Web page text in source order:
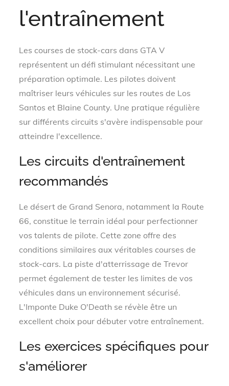
l'entraînement
Les courses de stock-cars dans GTA V
représentent un défi stimulant nécessitant une
préparation optimale. Les pilotes doivent
maîtriser leurs véhicules sur les routes de Los
Santos et Blaine County. Une pratique régulière
sur différents circuits s'avère indispensable pour
atteindre l'excellence.
Les circuits d'entraînement
recommandés
Le désert de Grand Senora, notamment la Route
66, constitue le terrain idéal pour perfectionner
vos talents de pilote. Cette zone offre des
conditions similaires aux véritables courses de
stock-cars. La piste d'atterrissage de Trevor
permet également de tester les limites de vos
véhicules dans un environnement sécurisé.
L'Imponte Duke O'Death se révèle être un
excellent choix pour débuter votre entraînement.
Les exercices spécifiques pour
s'améliorer